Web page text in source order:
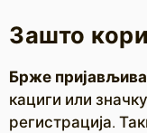
Зашто
Брже
кациги или
регистрација.